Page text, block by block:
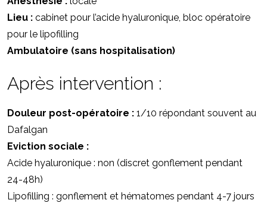
Lieu : cabinet pour l’acide hyaluronique, bloc opératoire
pour le lipofilling
Ambulatoire (sans hospitalisation)
Après intervention :
Douleur post-opératoire : 1/10 répondant souvent au
Dafalgan
Eviction sociale :
Acide hyaluronique : non (discret gonflement pendant
24-48h)
Lipofilling : gonflement et hématomes pendant 4-7 jours